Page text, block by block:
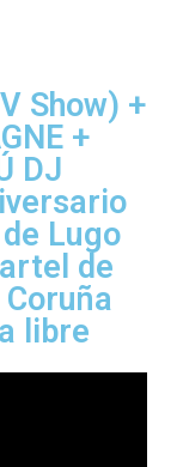
Show) +
+
DJ
Lugo
de
libre